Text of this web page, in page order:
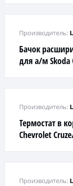
Бачок
для а/м Skoda
Производитель:
Термостат в
Chevrolet
Производитель:
Производитель: